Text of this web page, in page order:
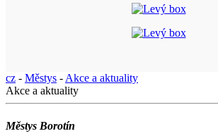
cz - Městys - Akce a aktuality
Akce a aktuality
Městys Borotín